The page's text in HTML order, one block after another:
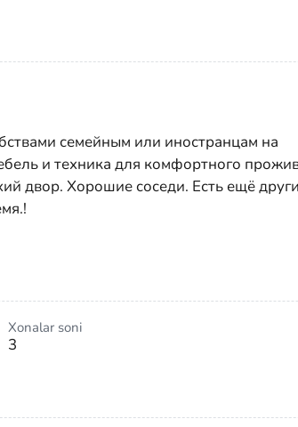
семейным или иностранцам на
и техника для комфортного
двор. Хорошие соседи. Есть ещё
Xonalar soni
3